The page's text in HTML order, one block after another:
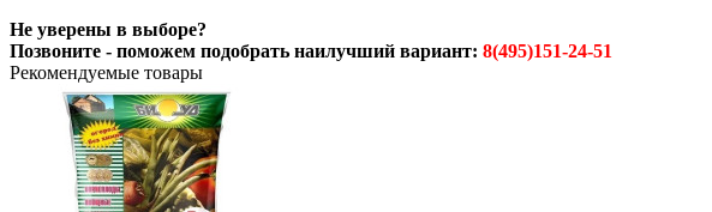
Не уверены в выборе?
Позвоните - поможем подобрать наилучший вариант: 8(495)151-24-51
Рекомендуемые товары